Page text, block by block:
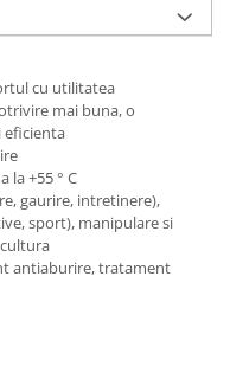
cu utilitatea
mai buna, o
eficienta
la +55 ° C
gaurire, intretinere),
sport), manipulare si
antiaburire, tratament